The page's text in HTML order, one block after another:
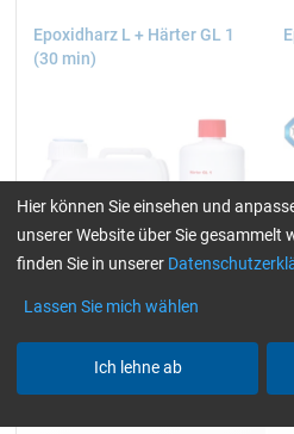
Epoxidharz L + Härter GL 1
(30 min)
930 g und 3,25 kg
Hier können Sie einsehen und
unserer Website über Sie gesammelt
finden Sie in unserer
Lassen Sie mich wählen
Ich lehne ab